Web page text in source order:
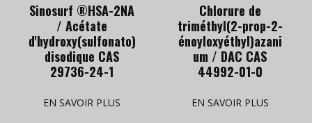
Sinosurf ®HSA-2NA
/ Acétate
d'hydroxy(sulfonato)
disodique CAS
29736-24-1
EN SAVOIR PLUS
Chlorure de
triméthyl(2-prop-2-
énoyloxyéthyl)azani
um / DAC CAS
44992-01-0
EN SAVOIR PLUS